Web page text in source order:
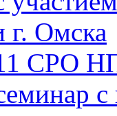
г. Омска
СРО